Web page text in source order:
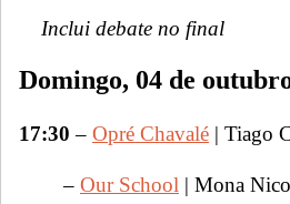
Inclui debate no final
Domingo, 04 de
17:30 – Opré Chavalé | Tiago
– Our School | Mona